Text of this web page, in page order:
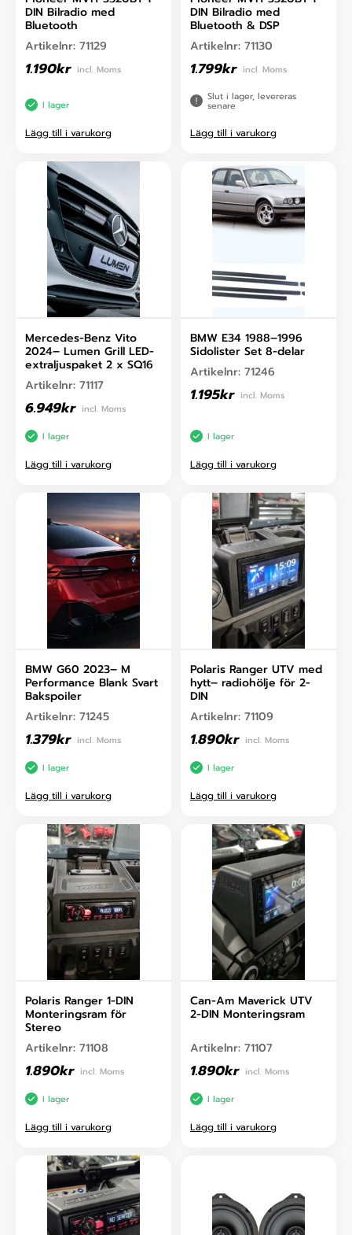
DIN Bilradio med
Bluetooth
Artikelnr: 71129
1.190kr incl. Moms
I lager
Lägg till i varukorg
DIN Bilradio med
Bluetooth & DSP
Artikelnr: 71130
1.799kr incl. Moms
Slut i lager, levereras
senare
Lägg till i varukorg
Mercedes-Benz Vito
2024– Lumen Grill LED-
extraljuspaket 2 x SQ16
Artikelnr: 71117
6.949kr incl. Moms
I lager
Lägg till i varukorg
BMW E34 1988–1996
Sidolister Set 8-delar
Artikelnr: 71246
1.195kr incl. Moms
I lager
Lägg till i varukorg
BMW G60 2023– M
Performance Blank Svart
Bakspoiler
Artikelnr: 71245
1.379kr incl. Moms
I lager
Lägg till i varukorg
Polaris Ranger UTV med
hytt– radiohölje för 2-
DIN
Artikelnr: 71109
1.890kr incl. Moms
I lager
Lägg till i varukorg
Polaris Ranger 1-DIN
Monteringsram för
Stereo
Artikelnr: 71108
1.890kr incl. Moms
I lager
Lägg till i varukorg
Can-Am Maverick UTV
2-DIN Monteringsram
Artikelnr: 71107
1.890kr incl. Moms
I lager
Lägg till i varukorg